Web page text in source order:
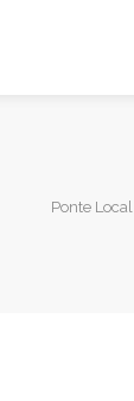
Ponte Local